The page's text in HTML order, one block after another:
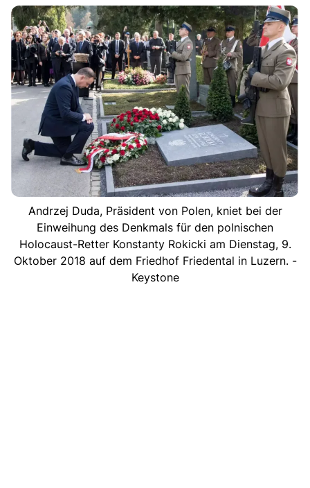
Andrzej Duda, Präsident von Polen, kniet bei der
Einweihung des Denkmals für den polnischen
Holocaust-Retter Konstanty Rokicki am Dienstag, 9.
Oktober 2018 auf dem Friedhof Friedental in Luzern. -
Keystone